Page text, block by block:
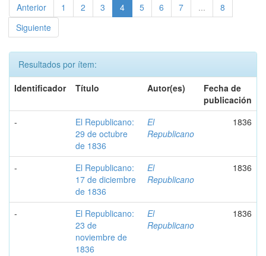
Anterior 1 2 3 4 5 6 7 ...
8
Siguiente
Resultados por ítem:
Identificador
Título Autor(es)
Fecha de
publicación
-
El Republicano:
29 de octubre
de 1836
El
Republicano
1836
-
El Republicano:
17 de diciembre
de 1836
El
Republicano
1836
-
El Republicano:
23 de
noviembre de
1836
El
Republicano
1836